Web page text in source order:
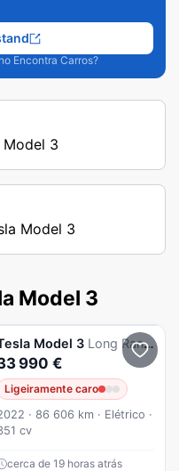
Encontra Carros?
Model 3
Model 3
Model 3
Model 3 Long Range Tração Integral
990 €
Ligeiramente caro
· 86 606 km · Elétrico ·
cv
cerca de 19 horas atrás